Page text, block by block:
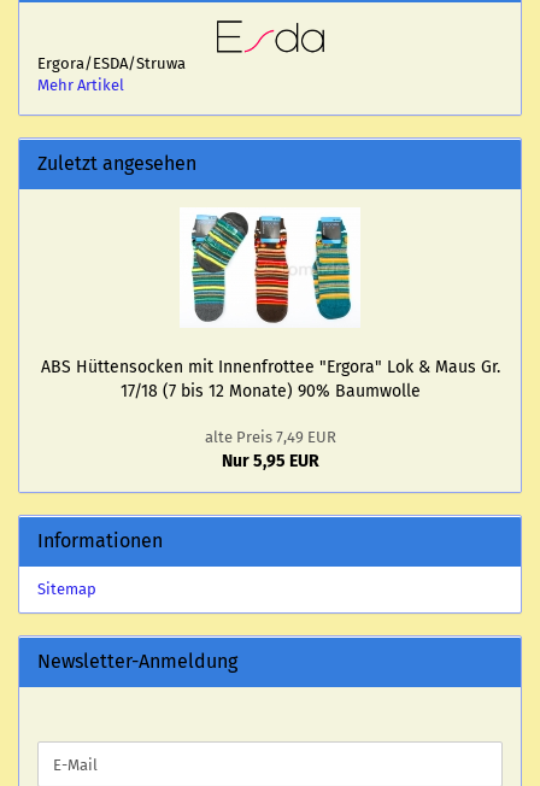
Ergora/ESDA/Struwa
Mehr Artikel
Zuletzt angesehen
ABS Hüt­ten­so­cken mit In­nen­frot­tee "Er­go­ra" Lok & Maus Gr.
17/18 (7 bis 12 Mo­na­te) 90% Baum­wol­le
alte Preis 7,49 EUR
Nur 5,95 EUR
Informationen
Sitemap
Newsletter-Anmeldung
ZUR
E-